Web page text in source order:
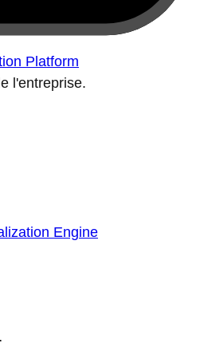
Platform
l'entreprise.
Engine